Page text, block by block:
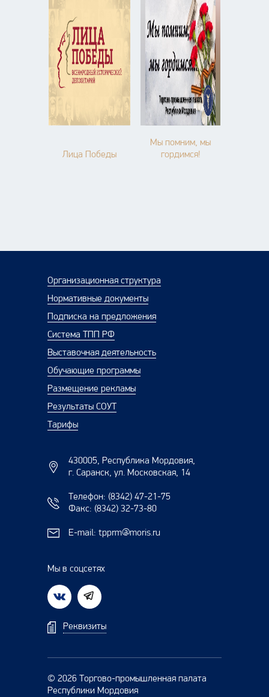
Лица Победы
Мы помним, мы
гордимся!
Организационная структура
Нормативные документы
Подписка на предложения
Система ТПП РФ
Выставочная деятельность
Обучающие программы
Размещение рекламы
Результаты СОУТ
Тарифы
430005, Республика Мордовия,
г. Саранск, ул. Московская, 14
Телефон: (8342) 47-21-75
Факс: (8342) 32-73-80
E-mail: tpprm@moris.ru
Мы в соцсетях
Реквизиты
© 2026 Торгово-промышленная палата
Республики Мордовия